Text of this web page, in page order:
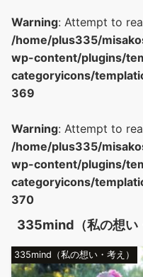
Warning: Attempt to
/home/plus335/
wp-content/plugins/
categoryicons/
369
Warning: Attempt to
/home/plus335/
wp-content/plugins/
categoryicons/
370
335mind（私の想い
335mind（私の想い・考え）